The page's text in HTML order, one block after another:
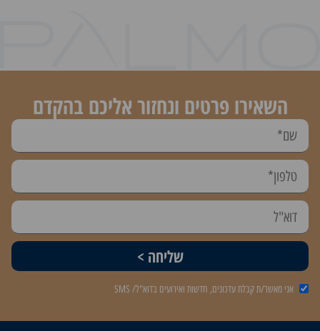
השאירו פרטים ונחזור אליכם בהקדם
אני מאשר/ת קבלת עדכונים, חדשות ואירועים בדוא"ל/ SMS
שליחה >